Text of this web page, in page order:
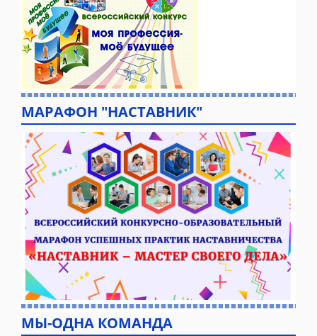
МАРАФОН "НАСТАВНИК"
МЫ-ОДНА КОМАНДА